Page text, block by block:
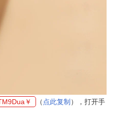
￥ （ 点此复制 ），打开手